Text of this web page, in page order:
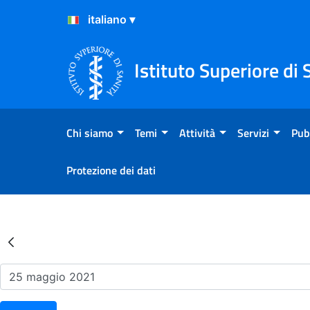
Salta al Contenuto
Salta al Footer
Istituto Superiore di
Chi siamo Temi Attività Servizi
Protezione dei dati
Risultati della Ricerca -